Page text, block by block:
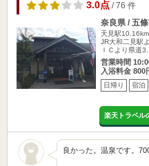
3.0点/ 76 件
奈良県 / 五
天見駅10.16km
JR大和二見駅
ＩＣより県道3…
営業時間
入浴料金 800
日帰り 宿泊
楽天トラベル
良かった。温泉です。